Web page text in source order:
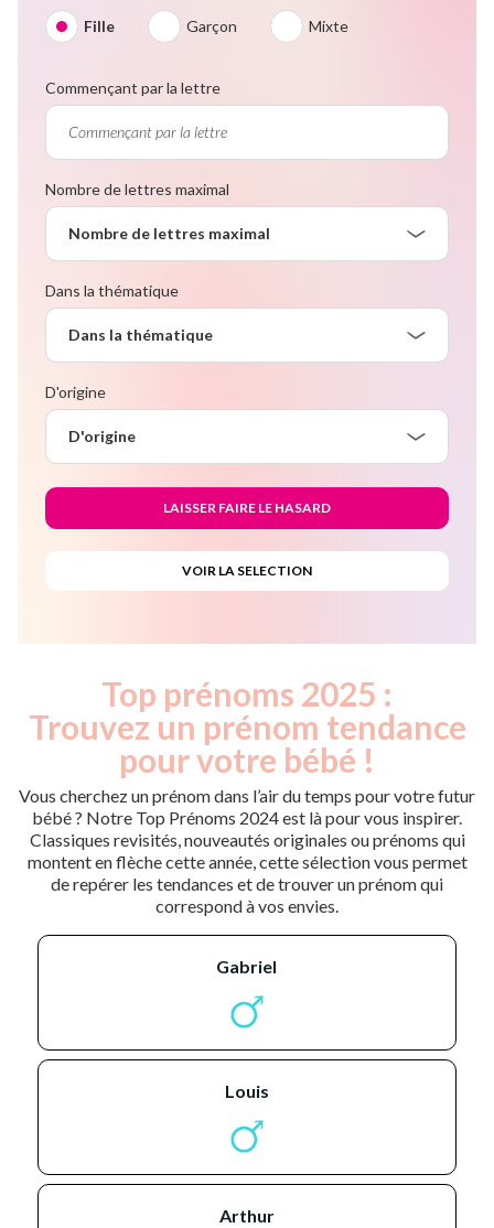
Fille Garçon Mixte
Commençant par la lettre
Nombre de lettres maximal
Nombre de lettres maximal
Dans la thématique
Dans la thématique
D'origine
D'origine
Top prénoms 2025 :
Trouvez un prénom tendance
pour votre bébé !
Vous cherchez un prénom dans l’air du temps pour votre futur
bébé ? Notre Top Prénoms 2024 est là pour vous inspirer.
Classiques revisités, nouveautés originales ou prénoms qui
montent en flèche cette année, cette sélection vous permet
de repérer les tendances et de trouver un prénom qui
correspond à vos envies.
gabriel
louis
arthur